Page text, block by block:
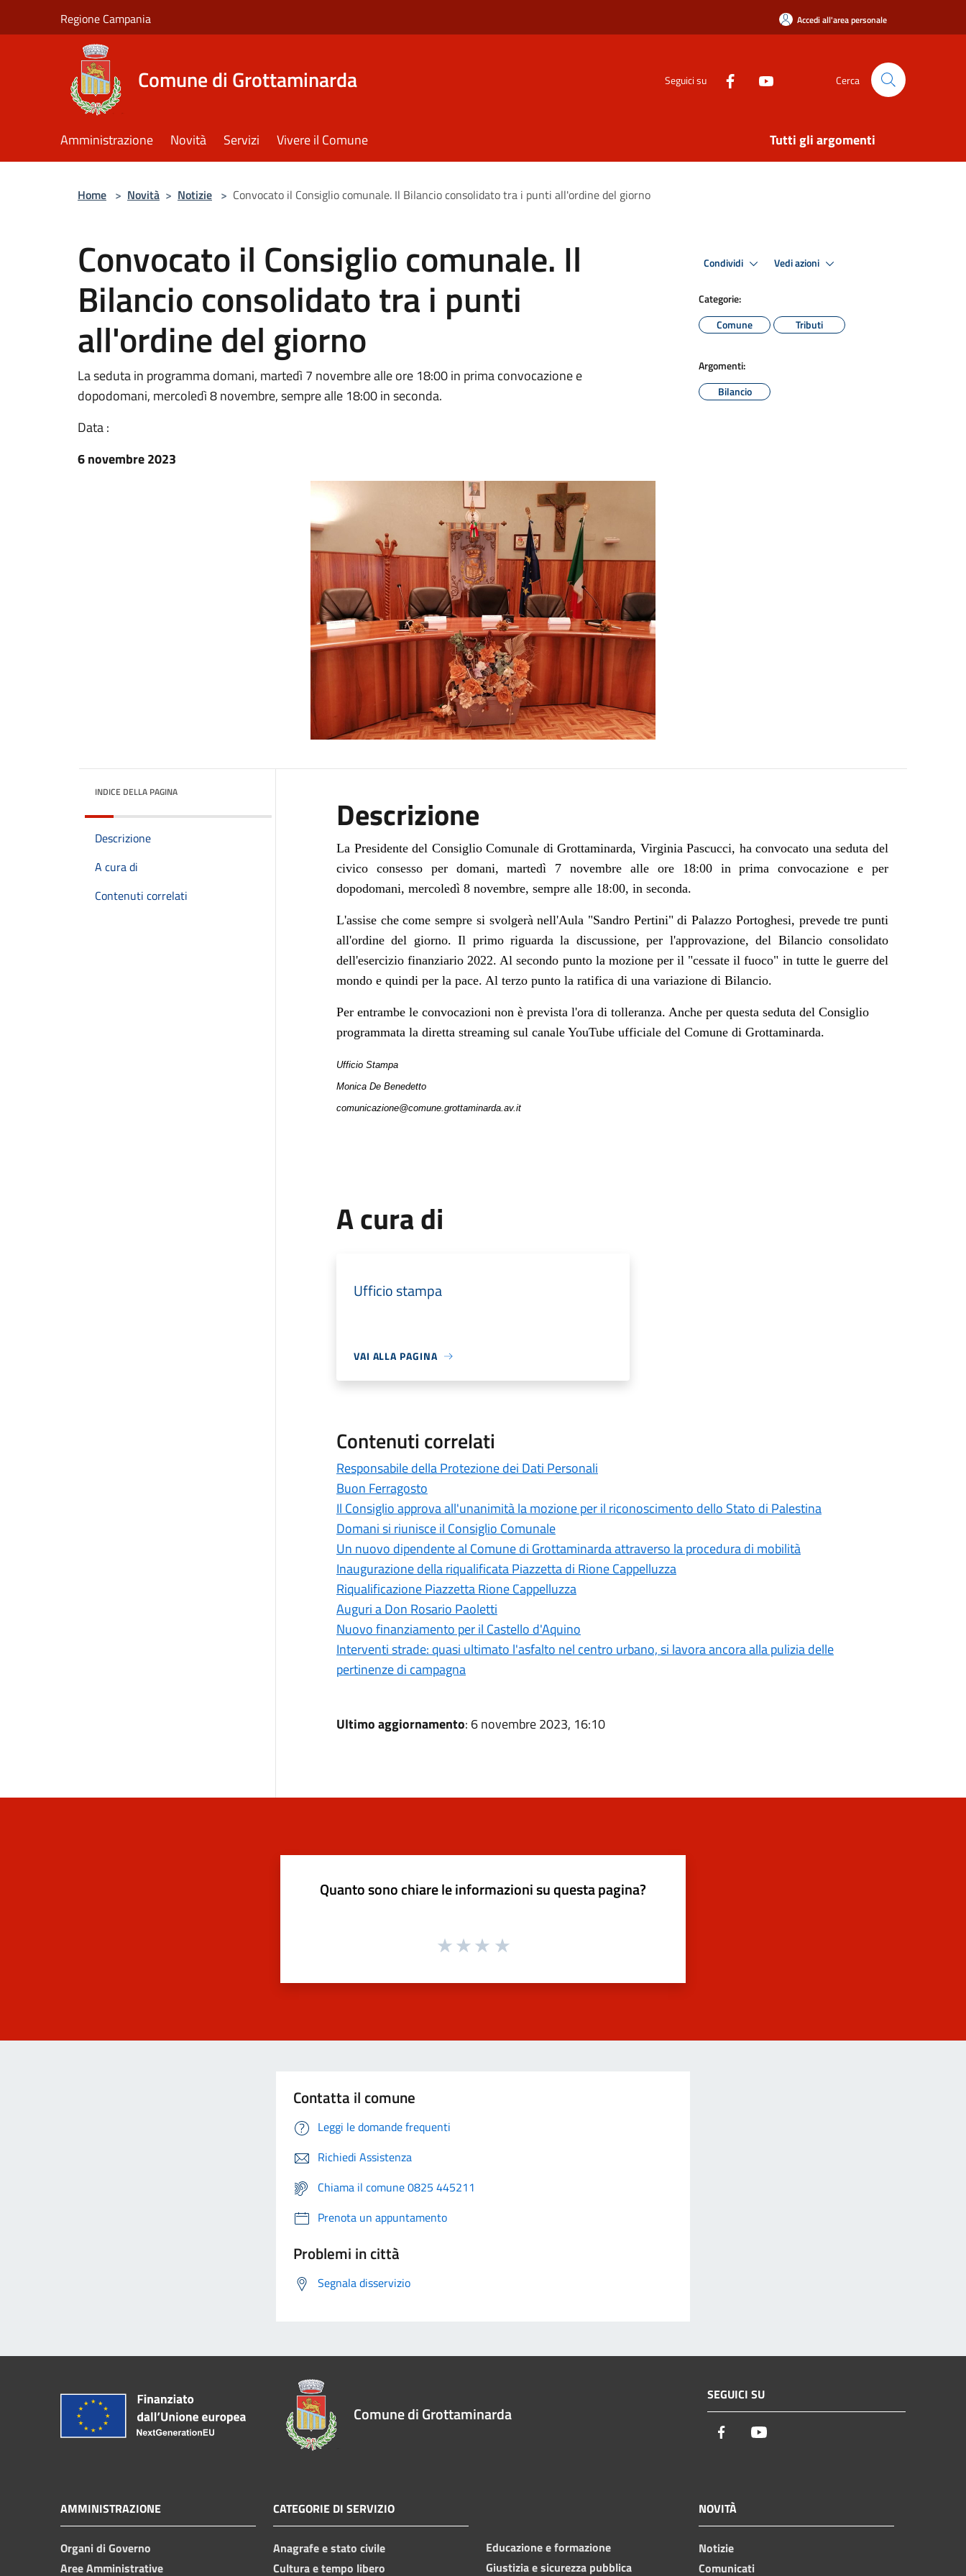
Regione Campania Accedi all'area personale
Comune di Grottaminarda Seguici su Cerca
Amministrazione Novità Servizi Vivere il Comune Tutti gli argomenti
Home > Novità > Notizie > Convocato il Consiglio comunale. Il Bilancio consolidato tra i punti all'ordine del giorno
Convocato il Consiglio comunale. Il
Bilancio consolidato tra i punti
all'ordine del giorno
La seduta in programma domani, martedì 7 novembre alle ore 18:00 in prima convocazione e
dopodomani, mercoledì 8 novembre, sempre alle 18:00 in seconda.
Data :
6 novembre 2023
Condividi Vedi azioni
Categorie:
Comune
Tributi
Argomenti:
Bilancio
INDICE DELLA PAGINA
Descrizione
A cura di
Contenuti correlati
Descrizione
La Presidente del Consiglio Comunale di Grottaminarda, Virginia Pascucci, ha convocato una seduta del
civico consesso per domani, martedì 7 novembre alle ore 18:00 in prima convocazione e per
dopodomani, mercoledì 8 novembre, sempre alle 18:00, in seconda.
L'assise che come sempre si svolgerà nell'Aula "Sandro Pertini" di Palazzo Portoghesi, prevede tre punti
all'ordine del giorno.Il primo riguarda la discussione, per l'approvazione, del Bilancio consolidato
dell'esercizio finanziario 2022.Al secondo punto la mozione per il "cessate il fuoco" in tutte le guerre del
mondo e quindi per la pace. Al terzo punto la ratifica di una variazione di Bilancio.
Per entrambe le convocazioni non è prevista l'ora di tolleranza. Anche per questa seduta del Consiglio
programmata la diretta streaming sul canale YouTube ufficiale del Comune di Grottaminarda.
Ufficio Stampa
Monica De Benedetto
comunicazione@comune.grottaminarda.av.it
A cura di
Ufficio stampa
VAI ALLA PAGINA
Contenuti correlati
Responsabile della Protezione dei Dati Personali
Buon Ferragosto
Il Consiglio approva all'unanimità la mozione per il riconoscimento dello Stato di Palestina
Domani si riunisce il Consiglio Comunale
Un nuovo dipendente al Comune di Grottaminarda attraverso la procedura di mobilità
Inaugurazione della riqualificata Piazzetta di Rione Cappelluzza
Riqualificazione Piazzetta Rione Cappelluzza
Auguri a Don Rosario Paoletti
Nuovo finanziamento per il Castello d'Aquino
Interventi strade: quasi ultimato l'asfalto nel centro urbano, si lavora ancora alla pulizia delle
pertinenze di campagna
Ultimo aggiornamento: 6 novembre 2023, 16:10
Quanto sono chiare le informazioni su questa pagina?
Contatta il comune
Leggi le domande frequenti
Richiedi Assistenza
Chiama il comune 0825 445211
Prenota un appuntamento
Problemi in città
Segnala disservizio
Comune di Grottaminarda
SEGUICI SU
Facebook
AMMINISTRAZIONE
Organi di Governo
Aree Amministrative
CATEGORIE DI SERVIZIO
Anagrafe e stato civile
Cultura e tempo libero
Educazione e formazione
Giustizia e sicurezza pubblica
NOVITÀ
Notizie
Comunicati